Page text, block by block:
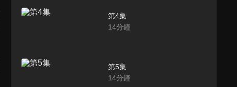
第4集
14分鐘
第5集
14分鐘